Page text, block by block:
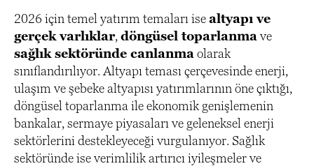
2026 için temel yatırım temaları isealtyapı ve
gerçek varlıklar, döngüsel toparlanma ve
sağlık sektöründe canlanma olarak
sınıflandırılıyor. Altyapı teması çerçevesinde enerji,
ulaşım ve şebeke altyapısı yatırımlarının öne çıktığı,
döngüsel toparlanma ile ekonomik genişlemenin
bankalar, sermaye piyasaları ve geleneksel enerji
sektörlerini destekleyeceği vurgulanıyor. Sağlık
sektöründe ise verimlilik artırıcı iyileşmeler ve